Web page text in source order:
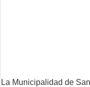
La Municipalidad de